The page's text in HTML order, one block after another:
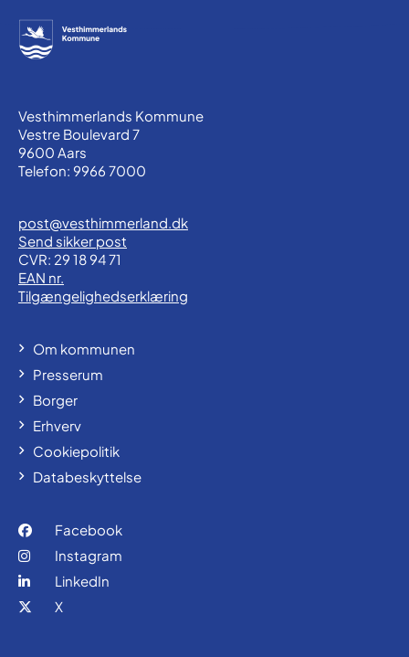
Vesthimmerlands Kommune
Vestre Boulevard 7
9600 Aars
Telefon: 9966 7000
post@vesthimmerland.dk
Send sikker post
CVR: 29 18 94 71
EAN nr.
Tilgængelighedserklæring
Om kommunen
Presserum
Borger
Erhverv
Cookiepolitik
Databeskyttelse
Facebook
Instagram
LinkedIn
X